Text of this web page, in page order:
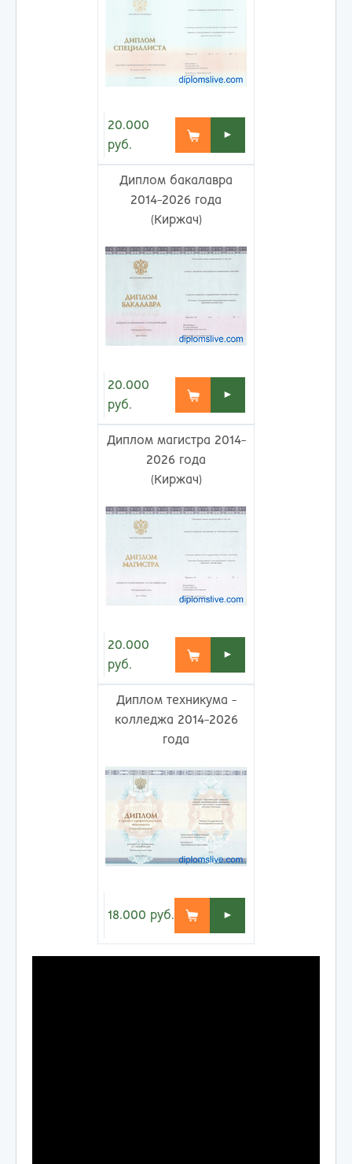
20.000
руб.
►
Диплом бакалавра
2014-2026 года
(Киржач)
20.000
руб.
►
Диплом магистра 2014-
2026 года
(Киржач)
20.000
руб.
►
Диплом техникума -
колледжа 2014-2026
года
18.000 руб. ►